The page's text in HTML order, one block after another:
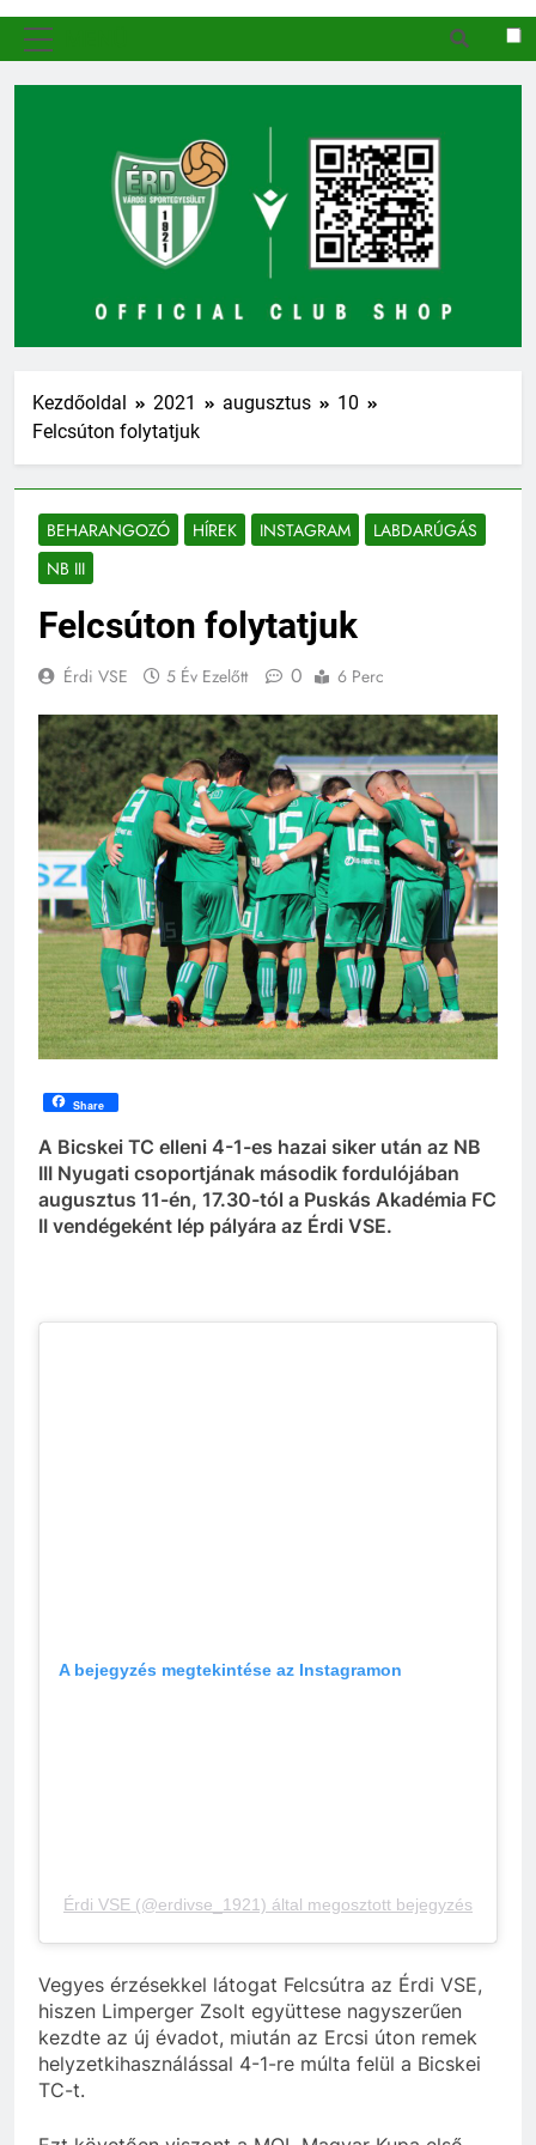
Kezdőoldal 2021 augusztus
10
Felcsúton folytatjuk
BEHARANGOZÓ HÍREK INSTAGRAM
LABDARÚGÁS
NB III
Felcsúton folytatjuk
Érdi VSE 5 Év Ezelőtt 0 6 Perc
Share
A Bicskei TC elleni 4-1-es hazai siker után az NB
III Nyugati csoportjának második fordulójában
augusztus 11-én, 17.30-tól a Puskás Akadémia FC
II vendégeként lép pályára az Érdi VSE.
A bejegyzés megtekintése az Instagramon
Érdi VSE (@erdivse_1921) által megosztott bejegyzés
Vegyes érzésekkel látogat Felcsútra az Érdi VSE,
hiszen Limperger Zsolt együttese nagyszerűen
kezdte az új évadot, miután az Ercsi úton remek
helyzetkihasználással 4-1-re múlta felül a Bicskei
TC-t.